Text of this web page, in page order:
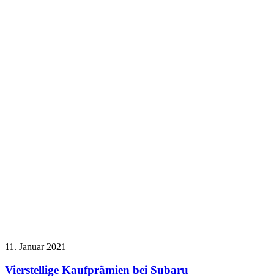
11. Januar 2021
Vierstellige Kaufprämien bei Subaru